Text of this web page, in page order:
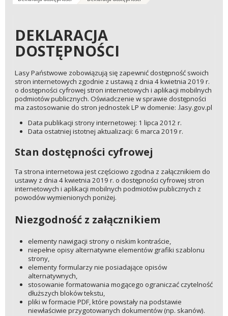
DEKLARACJA
DOSTĘPNOŚCI
Lasy Państwowe zobowiązują się zapewnić dostępność swoich
stron internetowych zgodnie z ustawą z dnia 4 kwietnia 2019 r.
o dostępności cyfrowej stron internetowych i aplikacji mobilnych
podmiotów publicznych. Oświadczenie w sprawie dostępności
ma zastosowanie do stron jednostek LP w domenie: .lasy.gov.pl
Data publikacji strony internetowej: 1 lipca 2012 r.
Data ostatniej istotnej aktualizacji: 6 marca 2019 r.
Stan dostępności cyfrowej
Ta strona internetowa jest częściowo zgodna z załącznikiem do
ustawy z dnia 4 kwietnia 2019 r. o dostępności cyfrowej stron
internetowych i aplikacji mobilnych podmiotów publicznych z
powodów wymienionych poniżej.
Niezgodność z załącznikiem
elementy nawigacji strony o niskim kontraście,
niepełne opisy alternatywne elementów grafiki szablonu
strony,
elementy formularzy nie posiadające opisów
alternatywnych,
stosowanie formatowania mogącego ograniczać czytelność
dłuższych bloków tekstu,
pliki w formacie PDF, które powstały na podstawie
niewłaściwie przygotowanych dokumentów (np. skanów).